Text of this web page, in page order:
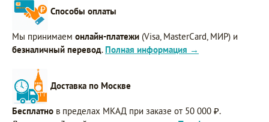
Способы оплаты
Мы принимаем онлайн-платежи (Visa, MasterCard, МИР) и
безналичный перевод. Полная информация →
Доставка по Москве
Бесплатно в пределах МКАД при заказе от 50 000 ₽.